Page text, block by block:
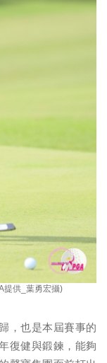
提供_葉勇宏攝)
，也是本屆賽事的
復健與鍛鍊，能夠